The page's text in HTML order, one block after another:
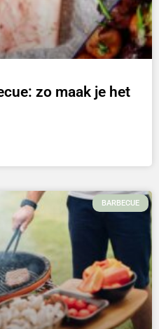
zo maak je het
BARBECUE